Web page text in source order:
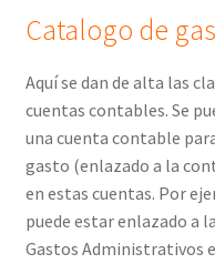
Catalogo de
Aquí se dan de alta las
cuentas contables. Se
una cuenta contable
gasto (enlazado a la
en estas cuentas. Por
puede estar enlazado a
Gastos Administrativos